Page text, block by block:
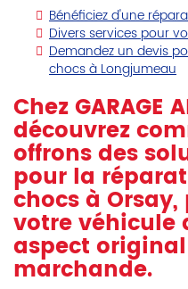
Bénéficiez d'une
Divers services pour
Demandez un devis
chocs à Longjumeau
Chez GARAGE
découvrez
offrons des
pour la
chocs à Orsay,
votre véhicule
aspect
marchande.